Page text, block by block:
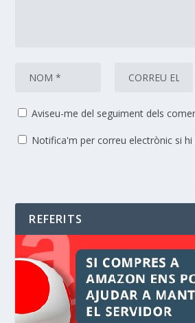
Aviseu-me del seguiment dels
Notifica'm per correu electrònic si hi
REFERITS